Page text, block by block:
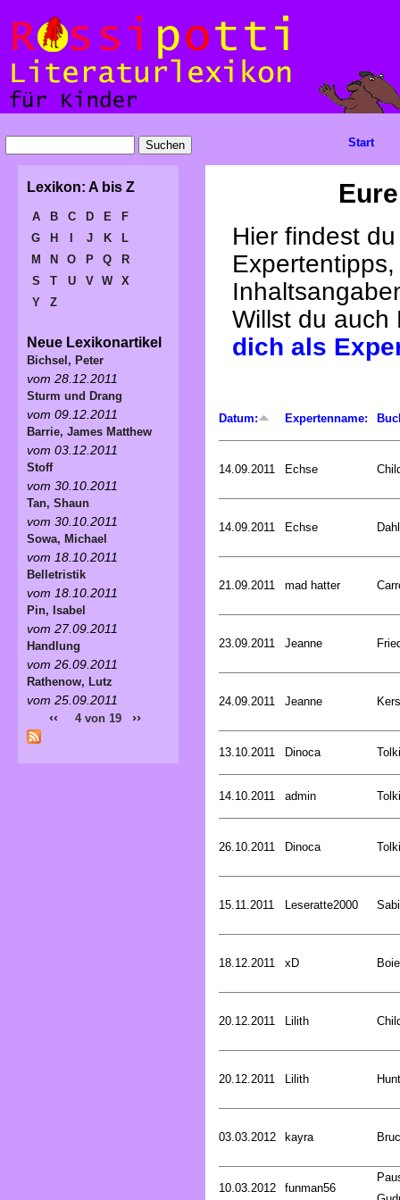
Hier findest
Willst du
dich als
Datum: Expertenname:
14.09.2011 Echse
14.09.2011 Echse
21.09.2011 mad hatter
23.09.2011 Jeanne
24.09.2011 Jeanne
13.10.2011 Dinoca
14.10.2011 admin
26.10.2011 Dinoca
15.11.2011 Leseratte2000
18.12.2011 xD
20.12.2011 Lilith
20.12.2011 Lilith
03.03.2012 kayra
10.03.2012 funman56
Start
Lexikon: A bis Z
A B C D E
F
G
H J K
L
M
N O P Q
R
S
T U V W
X
Y
Z
Neue Lexikonartikel
Bichsel, Peter
vom 28.12.2011
Sturm und Drang
vom 09.12.2011
Barrie, James Matthew
vom 03.12.2011
Stoff
vom 30.10.2011
Tan, Shaun
vom 30.10.2011
Sowa, Michael
vom 18.10.2011
Belletristik
vom 18.10.2011
Pin, Isabel
vom 27.09.2011
Handlung
vom 26.09.2011
Rathenow, Lutz
vom 25.09.2011
‹‹ 4 von 19 ››